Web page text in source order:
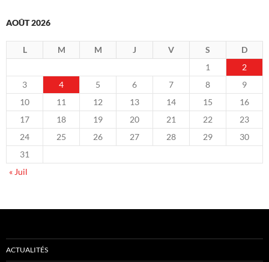
AOÛT 2026
L M M J V S
D
1
2
3
4 5 6 7 8
9
10
11 12 13 14 15
16
17
18 19 20 21 22
23
24
25 26 27 28 29
30
31
« Juil
ACTUALITÉS